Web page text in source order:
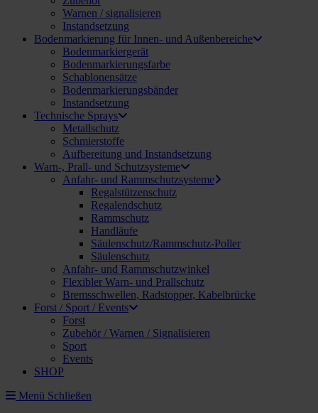
Warnen / signalisieren
Instandsetzung
Bodenmarkierung für Innen- und Außenbereiche
Bodenmarkiergerät
Bodenmarkierungsfarbe
Schablonensätze
Bodenmarkierungsbänder
Instandsetzung
Technische Sprays
Metallschutz
Schmierstoffe
Aufbereitung und Instandsetzung
Warn-, Prall- und Schutzsysteme
Anfahr- und Rammschutzsysteme
Regalstützenschutz
Regalendschutz
Rammschutz
Handläufe
Säulenschutz/Rammschutz-Poller
Säulenschutz
Anfahr- und Rammschutzwinkel
Flexibler Warn- und Prallschutz
Bremsschwellen, Radstopper, Kabelbrücke
Forst / Sport / Events
Forst
Zubehör / Warnen / Signalisieren
Sport
Events
SHOP
Menü Schließen